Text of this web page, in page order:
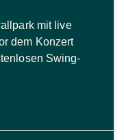
mit live
dem Konzert
Swing-